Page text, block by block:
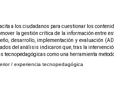
a los ciudadanos para cuestionar los
la gestión crítica de la información
desarrollo, implementación y evaluación
del análisis indicaron que, tras la
como una herramienta
/ experiencia tecnopedagógica